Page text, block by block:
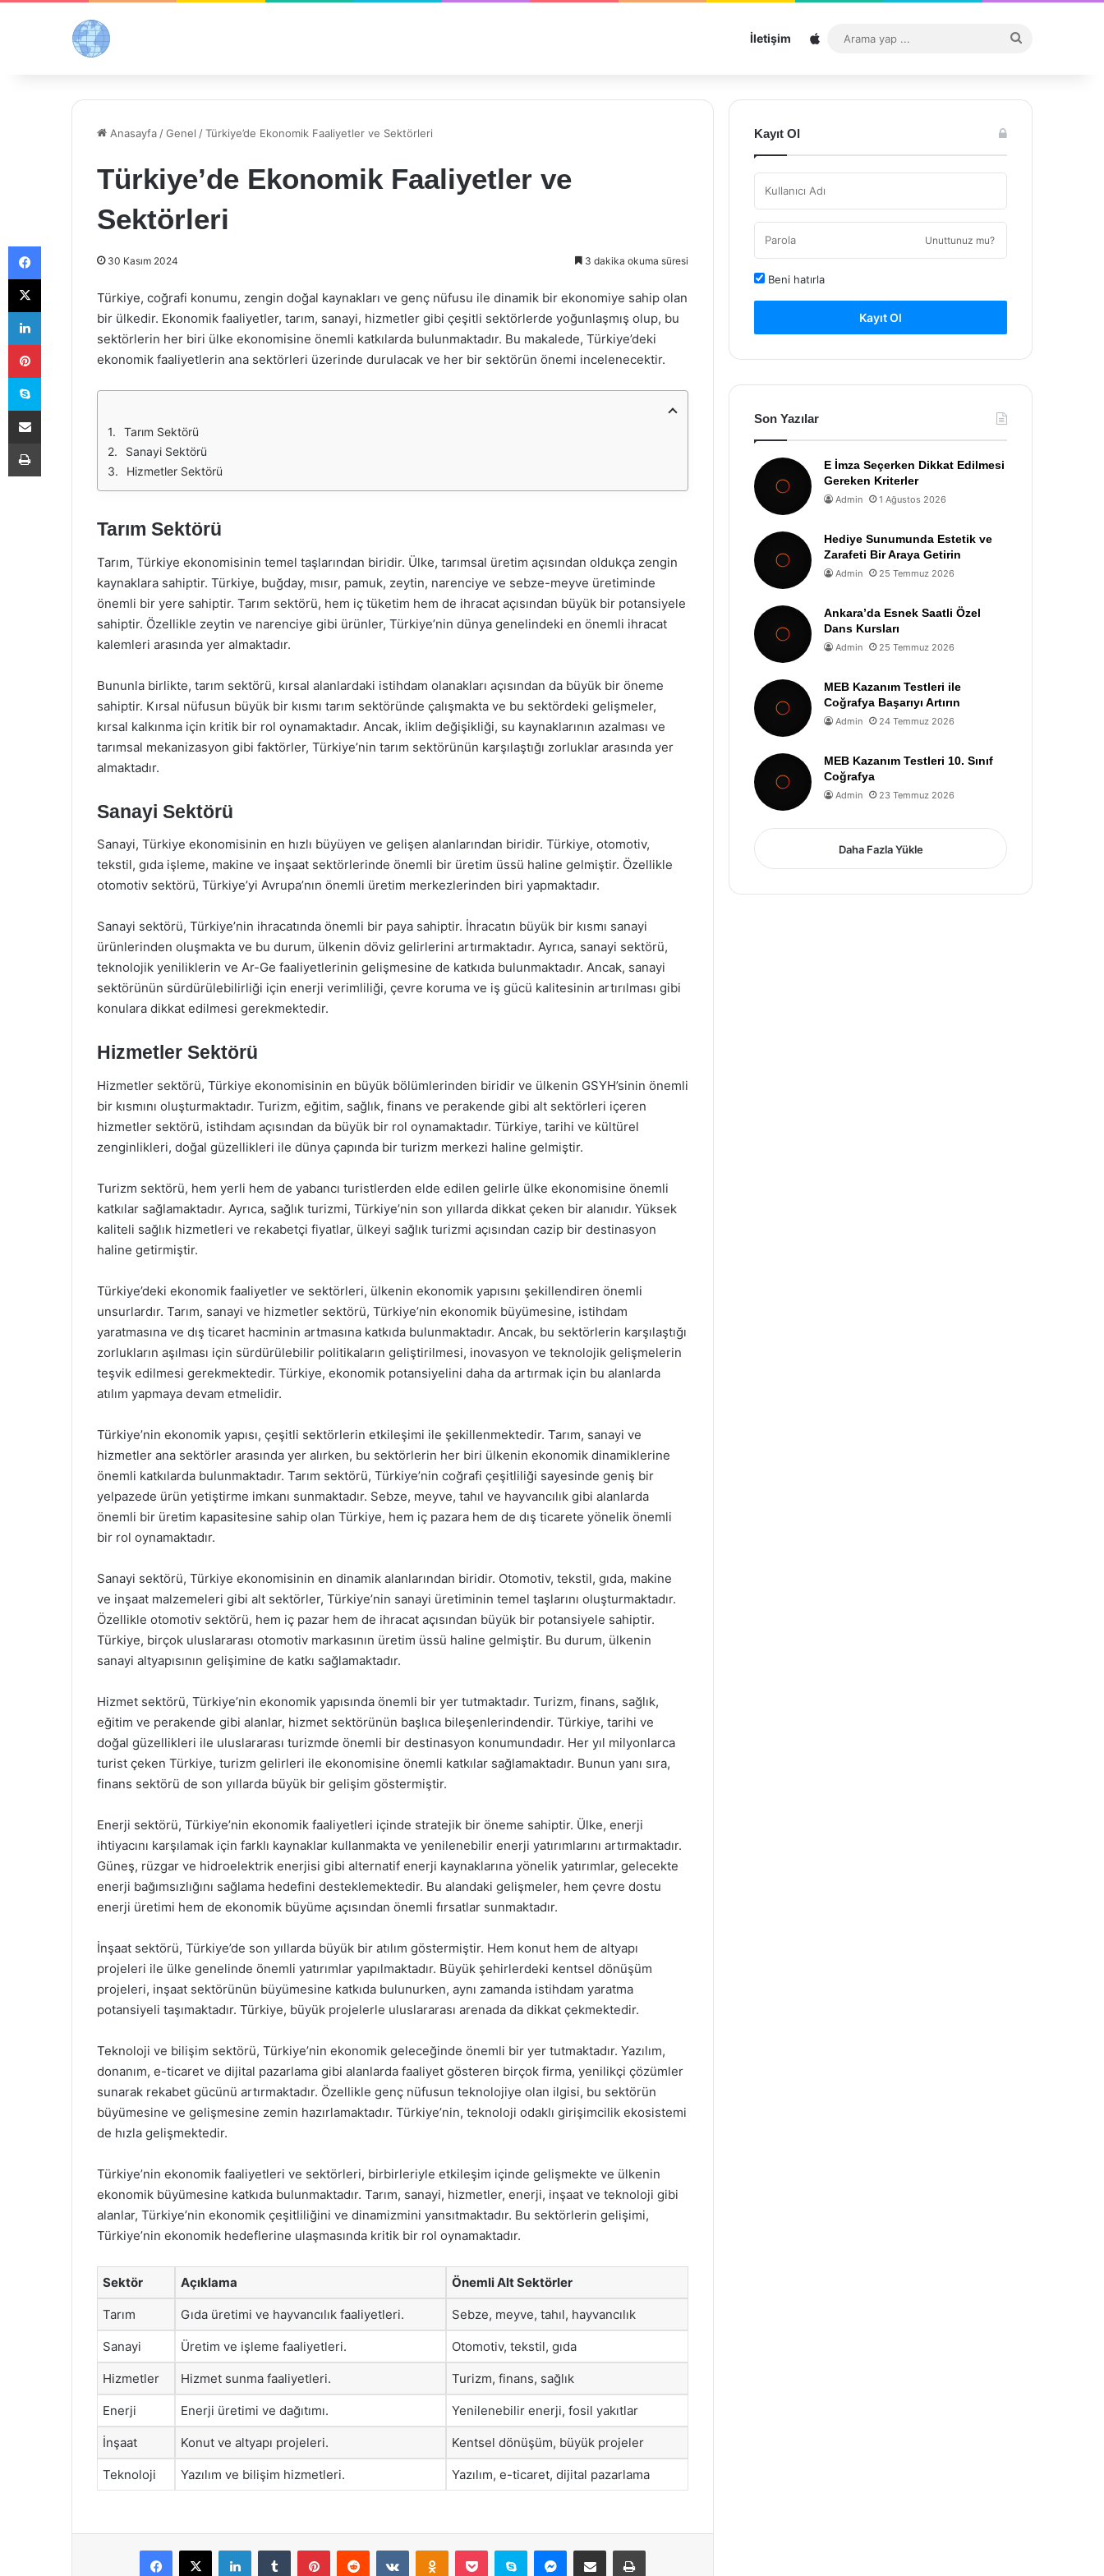
İletişim Sitemap
...
Anasayfa /Genel /Türkiye’de Ekonomik Faaliyetler ve Sektörleri
Türkiye’de Ekonomik Faaliyetler ve
Sektörleri
30 Kasım 2024 3 dakika okuma süresi
Türkiye, coğrafi konumu, zengin doğal kaynakları ve genç nüfusu ile dinamik bir ekonomiye sahip olan
bir ülkedir. Ekonomik faaliyetler, tarım, sanayi, hizmetler gibi çeşitli sektörlerde yoğunlaşmış olup, bu
sektörlerin her biri ülke ekonomisine önemli katkılarda bulunmaktadır. Bu makalede, Türkiye’deki
ekonomik faaliyetlerin ana sektörleri üzerinde durulacak ve her bir sektörün önemi incelenecektir.
Tarım Sektörü
Sanayi Sektörü
Hizmetler Sektörü
Tarım Sektörü
Tarım, Türkiye ekonomisinin temel taşlarından biridir. Ülke, tarımsal üretim açısından oldukça zengin
kaynaklara sahiptir. Türkiye, buğday, mısır, pamuk, zeytin, narenciye ve sebze-meyve üretiminde
önemli bir yere sahiptir. Tarım sektörü, hem iç tüketim hem de ihracat açısından büyük bir potansiyele
sahiptir. Özellikle zeytin ve narenciye gibi ürünler, Türkiye’nin dünya genelindeki en önemli ihracat
kalemleri arasında yer almaktadır.
Bununla birlikte, tarım sektörü, kırsal alanlardaki istihdam olanakları açısından da büyük bir öneme
sahiptir. Kırsal nüfusun büyük bir kısmı tarım sektöründe çalışmakta ve bu sektördeki gelişmeler,
kırsal kalkınma için kritik bir rol oynamaktadır. Ancak, iklim değişikliği, su kaynaklarının azalması ve
tarımsal mekanizasyon gibi faktörler, Türkiye’nin tarım sektörünün karşılaştığı zorluklar arasında yer
almaktadır.
Sanayi Sektörü
Sanayi, Türkiye ekonomisinin en hızlı büyüyen ve gelişen alanlarından biridir. Türkiye, otomotiv,
tekstil, gıda işleme, makine ve inşaat sektörlerinde önemli bir üretim üssü haline gelmiştir. Özellikle
otomotiv sektörü, Türkiye’yi Avrupa’nın önemli üretim merkezlerinden biri yapmaktadır.
Sanayi sektörü, Türkiye’nin ihracatında önemli bir paya sahiptir. İhracatın büyük bir kısmı sanayi
ürünlerinden oluşmakta ve bu durum, ülkenin döviz gelirlerini artırmaktadır. Ayrıca, sanayi sektörü,
teknolojik yeniliklerin ve Ar-Ge faaliyetlerinin gelişmesine de katkıda bulunmaktadır. Ancak, sanayi
sektörünün sürdürülebilirliği için enerji verimliliği, çevre koruma ve iş gücü kalitesinin artırılması gibi
konulara dikkat edilmesi gerekmektedir.
Hizmetler Sektörü
Hizmetler sektörü, Türkiye ekonomisinin en büyük bölümlerinden biridir ve ülkenin GSYH’sinin önemli
bir kısmını oluşturmaktadır. Turizm, eğitim, sağlık, finans ve perakende gibi alt sektörleri içeren
hizmetler sektörü, istihdam açısından da büyük bir rol oynamaktadır. Türkiye, tarihi ve kültürel
zenginlikleri, doğal güzellikleri ile dünya çapında bir turizm merkezi haline gelmiştir.
Turizm sektörü, hem yerli hem de yabancı turistlerden elde edilen gelirle ülke ekonomisine önemli
katkılar sağlamaktadır. Ayrıca, sağlık turizmi, Türkiye’nin son yıllarda dikkat çeken bir alanıdır. Yüksek
kaliteli sağlık hizmetleri ve rekabetçi fiyatlar, ülkeyi sağlık turizmi açısından cazip bir destinasyon
haline getirmiştir.
Türkiye’deki ekonomik faaliyetler ve sektörleri, ülkenin ekonomik yapısını şekillendiren önemli
unsurlardır. Tarım, sanayi ve hizmetler sektörü, Türkiye’nin ekonomik büyümesine, istihdam
yaratmasına ve dış ticaret hacminin artmasına katkıda bulunmaktadır. Ancak, bu sektörlerin karşılaştığı
zorlukların aşılması için sürdürülebilir politikaların geliştirilmesi, inovasyon ve teknolojik gelişmelerin
teşvik edilmesi gerekmektedir. Türkiye, ekonomik potansiyelini daha da artırmak için bu alanlarda
atılım yapmaya devam etmelidir.
Türkiye’nin ekonomik yapısı, çeşitli sektörlerin etkileşimi ile şekillenmektedir. Tarım, sanayi ve
hizmetler ana sektörler arasında yer alırken, bu sektörlerin her biri ülkenin ekonomik dinamiklerine
önemli katkılarda bulunmaktadır. Tarım sektörü, Türkiye’nin coğrafi çeşitliliği sayesinde geniş bir
yelpazede ürün yetiştirme imkanı sunmaktadır. Sebze, meyve, tahıl ve hayvancılık gibi alanlarda
önemli bir üretim kapasitesine sahip olan Türkiye, hem iç pazara hem de dış ticarete yönelik önemli
bir rol oynamaktadır.
Sanayi sektörü, Türkiye ekonomisinin en dinamik alanlarından biridir. Otomotiv, tekstil, gıda, makine
ve inşaat malzemeleri gibi alt sektörler, Türkiye’nin sanayi üretiminin temel taşlarını oluşturmaktadır.
Özellikle otomotiv sektörü, hem iç pazar hem de ihracat açısından büyük bir potansiyele sahiptir.
Türkiye, birçok uluslararası otomotiv markasının üretim üssü haline gelmiştir. Bu durum, ülkenin
sanayi altyapısının gelişimine de katkı sağlamaktadır.
Hizmet sektörü, Türkiye’nin ekonomik yapısında önemli bir yer tutmaktadır. Turizm, finans, sağlık,
eğitim ve perakende gibi alanlar, hizmet sektörünün başlıca bileşenlerindendir. Türkiye, tarihi ve
doğal güzellikleri ile uluslararası turizmde önemli bir destinasyon konumundadır. Her yıl milyonlarca
turist çeken Türkiye, turizm gelirleri ile ekonomisine önemli katkılar sağlamaktadır. Bunun yanı sıra,
finans sektörü de son yıllarda büyük bir gelişim göstermiştir.
Enerji sektörü, Türkiye’nin ekonomik faaliyetleri içinde stratejik bir öneme sahiptir. Ülke, enerji
ihtiyacını karşılamak için farklı kaynaklar kullanmakta ve yenilenebilir enerji yatırımlarını artırmaktadır.
Güneş, rüzgar ve hidroelektrik enerjisi gibi alternatif enerji kaynaklarına yönelik yatırımlar, gelecekte
enerji bağımsızlığını sağlama hedefini desteklemektedir. Bu alandaki gelişmeler, hem çevre dostu
enerji üretimi hem de ekonomik büyüme açısından önemli fırsatlar sunmaktadır.
İnşaat sektörü, Türkiye’de son yıllarda büyük bir atılım göstermiştir. Hem konut hem de altyapı
projeleri ile ülke genelinde önemli yatırımlar yapılmaktadır. Büyük şehirlerdeki kentsel dönüşüm
projeleri, inşaat sektörünün büyümesine katkıda bulunurken, aynı zamanda istihdam yaratma
potansiyeli taşımaktadır. Türkiye, büyük projelerle uluslararası arenada da dikkat çekmektedir.
Teknoloji ve bilişim sektörü, Türkiye’nin ekonomik geleceğinde önemli bir yer tutmaktadır. Yazılım,
donanım, e-ticaret ve dijital pazarlama gibi alanlarda faaliyet gösteren birçok firma, yenilikçi çözümler
sunarak rekabet gücünü artırmaktadır. Özellikle genç nüfusun teknolojiye olan ilgisi, bu sektörün
büyümesine ve gelişmesine zemin hazırlamaktadır. Türkiye’nin, teknoloji odaklı girişimcilik ekosistemi
de hızla gelişmektedir.
Türkiye’nin ekonomik faaliyetleri ve sektörleri, birbirleriyle etkileşim içinde gelişmekte ve ülkenin
ekonomik büyümesine katkıda bulunmaktadır. Tarım, sanayi, hizmetler, enerji, inşaat ve teknoloji gibi
alanlar, Türkiye’nin ekonomik çeşitliliğini ve dinamizmini yansıtmaktadır. Bu sektörlerin gelişimi,
Türkiye’nin ekonomik hedeflerine ulaşmasında kritik bir rol oynamaktadır.
Sektör Açıklama Önemli Alt Sektörler
Tarım Gıda üretimi ve hayvancılık faaliyetleri. Sebze, meyve, tahıl, hayvancılık
Sanayi Üretim ve işleme faaliyetleri. Otomotiv, tekstil, gıda
Hizmetler Hizmet sunma faaliyetleri. Turizm, finans, sağlık
Enerji Enerji üretimi ve dağıtımı. Yenilenebilir enerji, fosil yakıtlar
İnşaat Konut ve altyapı projeleri. Kentsel dönüşüm, büyük projeler
Teknoloji Yazılım ve bilişim hizmetleri. Yazılım, e-ticaret, dijital pazarlama
Facebook
X LinkedInTumblr PinterestReddit VKontakteOdnoklassniki
Pocket Skype Messenger
E-Posta ile paylaş Yazdır
Kayıt Ol
Unuttunuz mu?
Beni hatırla
Kayıt Ol
Son Yazılar
E İmza Seçerken Dikkat Edilmesi
Gereken Kriterler
Admin 1 Ağustos 2026
Hediye Sunumunda Estetik ve
Zarafeti Bir Araya Getirin
Admin 25 Temmuz 2026
Ankara’da Esnek Saatli Özel
Dans Kursları
Admin 25 Temmuz 2026
MEB Kazanım Testleri ile
Coğrafya Başarıyı Artırın
Admin 24 Temmuz 2026
MEB Kazanım Testleri 10. Sınıf
Coğrafya
Admin 23 Temmuz 2026
Daha Fazla Yükle
Facebook
X
LinkedIn
Pinterest
Skype
E-Posta ile paylaş